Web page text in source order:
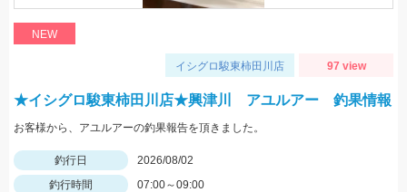
NEW
イシグロ駿東柿田川店 97 view
★イシグロ駿東柿田川店★興津川 アユルアー 釣果情報
お客様から、アユルアーの釣果報告を頂きました。
釣行日
2026/08/02
釣行時間
07:00～09:00